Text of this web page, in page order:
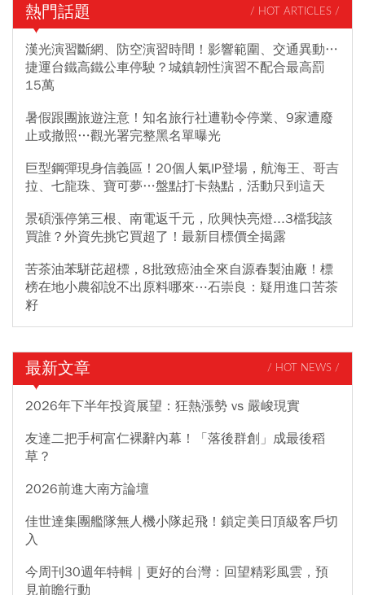
熱門話題 / HOT ARTICLES /
漢光演習斷網、防空演習時間！影響範圍、交通異動…
捷運台鐵高鐵公車停駛？城鎮韌性演習不配合最高罰
15萬
暑假跟團旅遊注意！知名旅行社遭勒令停業、9家遭廢
止或撤照…觀光署完整黑名單曝光
巨型鋼彈現身信義區！20個人氣IP登場，航海王、哥吉
拉、七龍珠、寶可夢…盤點打卡熱點，活動只到這天
景碩漲停第三根、南電返千元，欣興快亮燈...3檔我該
買誰？外資先挑它買超了！最新目標價全揭露
苦茶油苯駢芘超標，8批致癌油全來自源春製油廠！標
榜在地小農卻說不出原料哪來⋯石崇良：疑用進口苦茶
籽
最新文章 / HOT NEWS /
2026年下半年投資展望：狂熱漲勢 vs 嚴峻現實
友達二把手柯富仁裸辭內幕！「落後群創」成最後稻
草？
2026前進大南方論壇
佳世達集團艦隊無人機小隊起飛！鎖定美日頂級客戶切
入
今周刊30週年特輯｜更好的台灣：回望精彩風雲，預
見前瞻行動